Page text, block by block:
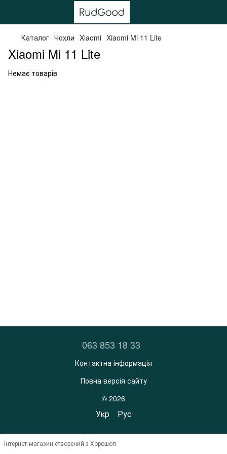
Каталог Чохли Xiaomi Xiaomi Mi 11 Lite
Xiaomi Mi 11 Lite
Немає товарів
063 853 18 33
Контактна інформація
Повна версія сайту
© 2026
Укр Рус
Інтернет-магазин створений з Хорошоп